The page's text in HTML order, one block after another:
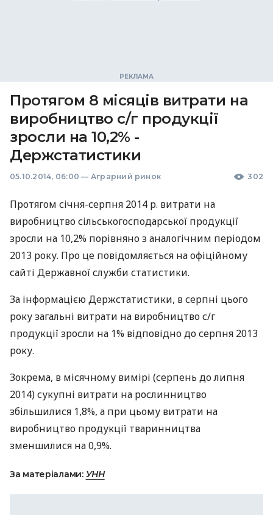
Протягом 8 місяців витрати на
виробництво с/г продукції
зросли на 10,2% -
Держстатистики
05.10.2014, 06:00 — Аграрний ринок 302
Протягом січня-серпня 2014 р. витрати на
виробництво сільськогосподарської продукції
зросли на 10,2% порівняно з аналогічним періодом
2013 року. Про це повідомляється на офіційному
сайті Державної служби статистики.
За інформацією Держстатистики, в серпні цього
року загальні витрати на виробництво с/г
продукції зросли на 1% відповідно до серпня 2013
року.
Зокрема, в місячному вимірі (серпень до липня
2014) сукупні витрати на рослинництво
збільшилися 1,8%, а при цьому витрати на
виробництво продукції тваринництва
зменшилися на 0,9%.
За матеріалами: УНН